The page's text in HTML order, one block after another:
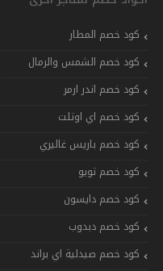
كود خصم المطار
كود خصم الشمس والرمال
كود خصم اندر ارمر
كود خصم اي اوتلت
كود خصم باريس غاليري
كود خصم تويو
كود خصم دايسون
كود خصم دبدوب
كود خصم صيدلية اي براند